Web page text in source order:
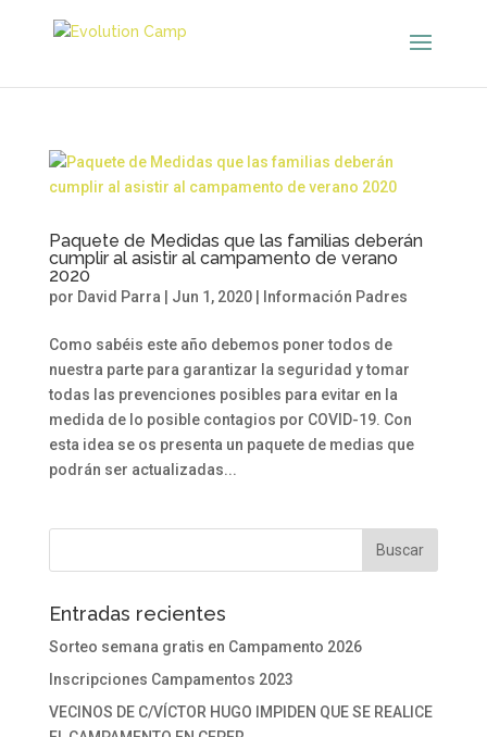
Paquete de Medidas que las familias deberán
cumplir al asistir al campamento de verano
2020
por David Parra Jun 1, 2020| Información Padres
Como sabéis este año debemos poner todos de
nuestra parte para garantizar la seguridad y tomar
todas las prevenciones posibles para evitar en la
medida de lo posible contagios por COVID-19. Con
esta idea se os presenta un paquete de medias que
podrán ser actualizadas...
Entradas recientes
Sorteo semana gratis en Campamento 2026
Inscripciones Campamentos 2023
VECINOS DE C/VÍCTOR HUGO IMPIDEN QUE SE REALICE